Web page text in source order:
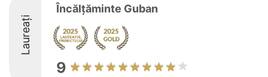
Laureați
Încălțăminte Guban
9